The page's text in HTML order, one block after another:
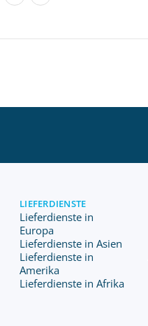
LIEFERDIENSTE
Lieferdienste in
Europa
Lieferdienste in Asien
Lieferdienste in
Amerika
Lieferdienste in Afrika